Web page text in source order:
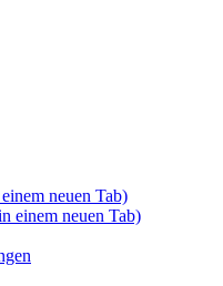
neuen Tab)
einem neuen Tab)